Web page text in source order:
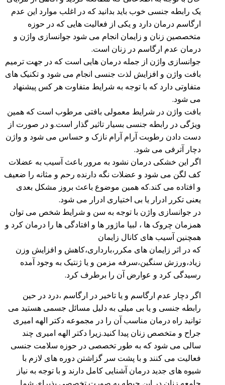
یک رابطه جنسی خوب باید بدانید که در اغلب موارد این عدم
ارگاسم درمان دارد و یکی از فعالیت هایی که در حوزه
متخصصین زنان و زایمان انجام می شود جوانسازی واژن و
درمان عدم ارگاسم در زنان است.
جوانسازی واژن از جمله درمان هایی است که در جهت ترمیم
بافت واژن و افزایش لذت جنسی انجام می شود و تکنیک های
متفاوتی دارد که با توجه به شرایط متفاوت هر کس پیشنهاد
می شود.
بافت واژن در شرایط معمولی بافتی مرطوب است که همین
ویژگی در رابطه جنسی بسیار تاثیر گذار است.و در صورت از
دست دادن رطوبت آرام آرام نازک و حساس می شود و واژن
دچار آترفی می شود.
اگر این خشکی درمان نشود به مرور باعث آسیب به عضلات
کف لگن می شود و عضلات نگه دارنده رحم و مثانه را ضعیف
و افتاده می کند.که همین موضوع باعث بروز مشکل بعدی
یعنی تکرر ادرار یا بی اختیاری ادرار می شود.
در جوانسازی واژن با توجه به سن و شرایط شخص می توان
همزمان چروک ها ، لبیا ماژور ها و افتادگی ها را درمان کرد و
همچنین آسیب های کانال زایمان
که در اثر زایمان های مکرر،بارداری،کاهش و افزایش وزن
زیاد،ورزش سنگین،سرفه مزمن و یا ژنتیک به وجود آمده
رسیدگی کرد و عوارض آن را برطرف کرد.
اگر دچار عدم ارگاسم و یا تاخیر در ارگاسم ،درد در حین
رابطه جنسی و یا بی میلی به دلیل مسائل جسمی هستید می
توانید راه درمان مناسب آن را در مجموعه دکتر الهه امیری
جراح و متخصص زنان پیدا کنید.زیرا دکتر الهه امیری چند
سالی می شود که به طور تخصصی در حوزه سلامت جنسی
فعالیت می کنند و با پشت سر گزاشتن دوره های لازم با
شیوه های جدید درمان آشنایی کامل دارند و با توجه به نیاز